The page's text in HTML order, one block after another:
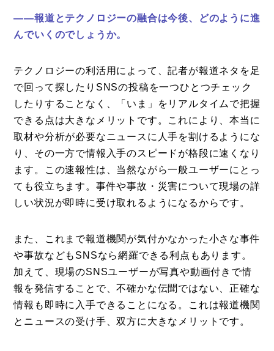
——報道とテクノロジーの融合は今後、どのように進
んでいくのでしょうか。
テクノロジーの利活用によって、記者が報道ネタを足
で回って探したりSNSの投稿を一つひとつチェック
したりすることなく、「いま」をリアルタイムで把握
できる点は大きなメリットです。これにより、本当に
取材や分析が必要なニュースに人手を割けるようにな
り、その一方で情報入手のスピードが格段に速くなり
ます。この速報性は、当然ながら一般ユーザーにとっ
ても役立ちます。事件や事故・災害について現場の詳
しい状況が即時に受け取れるようになるからです。
また、これまで報道機関が気付かなかった小さな事件
や事故などもSNSなら網羅できる利点もあります。
加えて、現場のSNSユーザーが写真や動画付きで情
報を発信することで、不確かな伝聞ではない、正確な
情報も即時に入手できることになる。これは報道機関
とニュースの受け手、双方に大きなメリットです。